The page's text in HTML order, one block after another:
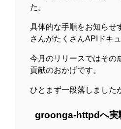
た。
具体的な手順をお知らせ
さんがたくさんAPIドキ
今月のリリースではその
貢献のおかげです。
ひとまず一段落しました
groonga-httpdへ実